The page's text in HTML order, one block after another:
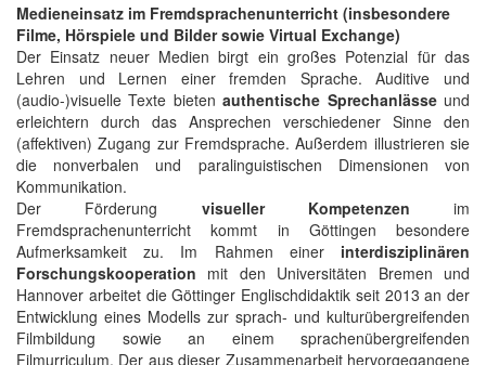
Medieneinsatz im Fremdsprachenunterricht (insbesondere
Filme, Hörspiele und Bilder sowie Virtual Exchange)
Der Einsatz neuer Medien birgt ein großes Potenzial für das
Lehren und Lernen einer fremden Sprache. Auditive und
(audio-)visuelle Texte bietenauthentische Sprechanlässeund
erleichtern durch das Ansprechen verschiedener Sinne den
(affektiven) Zugang zur Fremdsprache. Außerdem illustrieren sie
die nonverbalen und paralinguistischen Dimensionen von
Kommunikation.
Der Förderung visueller Kompetenzen im
Fremdsprachenunterricht kommt in Göttingen besondere
Aufmerksamkeit zu. Im Rahmen einer interdisziplinären
Forschungskooperation mit den Universitäten Bremen und
Hannover arbeitet die Göttinger Englischdidaktik seit 2013 an der
Entwicklung eines Modells zur sprach- und kulturübergreifenden
Filmbildung sowie an einem sprachenübergreifenden
Filmurriculum. Der aus dieser Zusammenarbeit hervorgegangene